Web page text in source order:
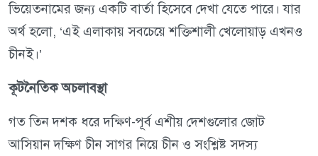
ভিয়েতনামের জন্য একটি বার্তা হিসেবে দেখা যেতে পারে। যার
অর্থ হলো, ‘এই এলাকায় সবচেয়ে শক্তিশালী খেলোয়াড় এখনও
চীনই।’
কূটনৈতিক অচলাবস্থা
গত তিন দশক ধরে দক্ষিণ-পূর্ব এশীয় দেশগুলোর জোট
আসিয়ান দক্ষিণ চীন সাগর নিয়ে চীন ও সংশ্লিষ্ট সদস্য